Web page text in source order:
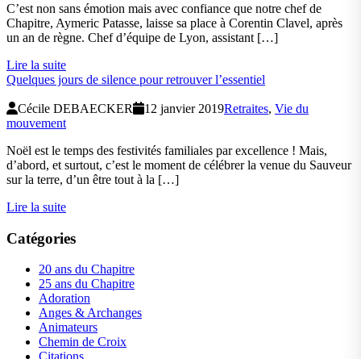
C’est non sans émotion mais avec confiance que notre chef de
Chapitre, Aymeric Patasse, laisse sa place à Corentin Clavel, après
un an de règne. Chef d’équipe de Lyon, assistant […]
Lire la suite
Quelques jours de silence pour retrouver l’essentiel
Cécile DEBAECKER 12 janvier 2019Retraites, Vie du
mouvement
Noël est le temps des festivités familiales par excellence ! Mais,
d’abord, et surtout, c’est le moment de célébrer la venue du Sauveur
sur la terre, d’un être tout à la […]
Lire la suite
Catégories
20 ans du Chapitre
25 ans du Chapitre
Adoration
Anges & Archanges
Animateurs
Chemin de Croix